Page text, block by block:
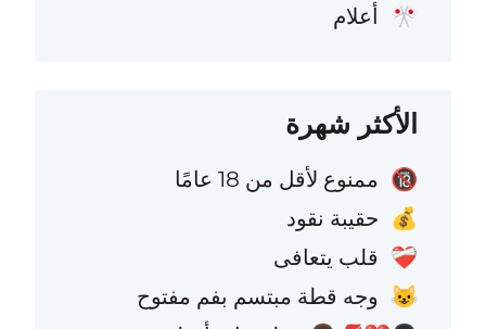
🎌 أعلام
الأكثر شهرة
🔞 ممنوع لأقل من 18 عامًا
💰 حقيبة نقود
❤️‍🩹 قلب يتعافى
😺 وجه قطة مبتسم بفم مفتوح